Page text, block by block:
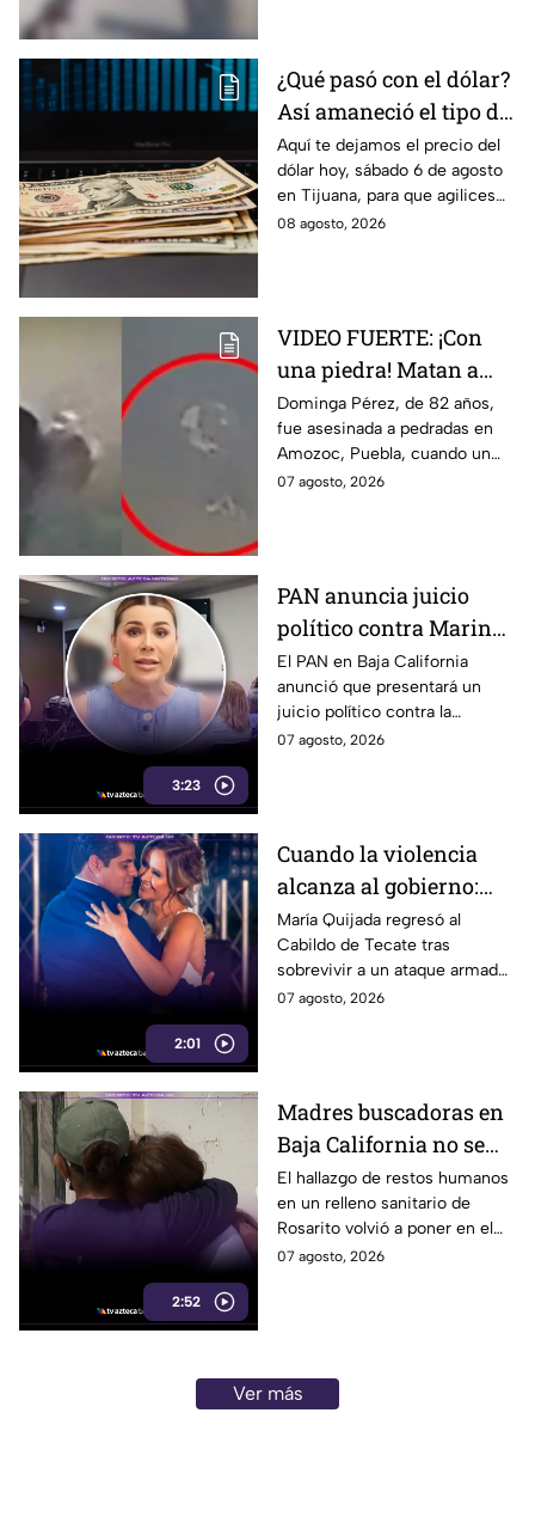
¿Qué pasó con el dólar?
Así amaneció el tipo de
cambio hoy sábado 8 de
agosto en Tijuana
Aquí te dejamos el precio del
dólar hoy, sábado 6 de agosto
en Tijuana, para que agilices
tus cambios, compras y
08 agosto, 2026
VIDEO FUERTE: ¡Con
una piedra! Matan a
vendedora de cemitas
de 82 años mientras iba
a su casa
Dominga Pérez, de 82 años,
fue asesinada a pedradas en
Amozoc, Puebla, cuando un
sujeto le robó los 90 pesos
07 agosto, 2026
3:23
PAN anuncia juicio
político contra Marina
del Pilar y la fiscal de
Baja California
El PAN en Baja California
anunció que presentará un
juicio político contra la
gobernadora y la fiscal del
07 agosto, 2026
2:01
Cuando la violencia
alcanza al gobierno:
regidora de Tecate
vuelve al Cabildo tras
sobrevivir a un ataque
armado
María Quijada regresó al
Cabildo de Tecate tras
sobrevivir a un ataque armado
en el que murió su esposo y
07 agosto, 2026
2:52
Madres buscadoras en
Baja California no se
detienen: hallazgo de
restos humanos
reaviva la
preocupación
El hallazgo de restos humanos
en un relleno sanitario de
Rosarito volvió a poner en el
centro la labor de las madres
07 agosto, 2026
Ver más